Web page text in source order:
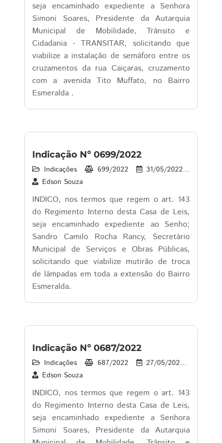
seja encaminhado expediente a Senhora
Simoni Soares, Presidente da Autarquia
Municipal de Mobilidade, Trânsito e
Cidadania - TRANSITAR, solicitando que
viabilize a instalação de semáforo entre os
cruzamentos da rua Caiçaras, cruzamento
com a avenida Tito Muffato, no Bairro
Esmeralda .
Indicação Nº 0699/2022
Indicações 699/2022 31/05/2022
Edson Souza
INDICO, nos termos que regem o art. 143
do Regimento Interno desta Casa de Leis,
seja encaminhado expediente ao Senho;
Sandro Camilo Rocha Rancy, Secretário
Municipal de Serviços e Obras Públicas,
solicitando que viabilize mutirão de troca
de lâmpadas em toda a extensão do Bairro
Esmeralda.
Indicação Nº 0687/2022
Indicações 687/2022 27/05/2022
Edson Souza
INDICO, nos termos que regem o art. 143
do Regimento Interno desta Casa de Leis,
seja encaminhado expediente a Senhora
Simoni Soares, Presidente da Autarquia